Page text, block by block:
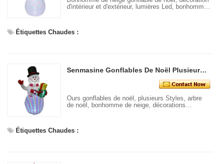
d'intérieur et d'extérieur, lumières Led, bonhomme
Étiquettes Chaudes :
Senmasine Gonflables De Noël Plusieurs Styles Ornements Ours Arbre De Noël Bonhomme De Neige Père Noël Décorations Extérieures
Ours gonflables de noël, plusieurs Styles, arbre
de noël, bonhomme de neige, décorations
Étiquettes Chaudes :